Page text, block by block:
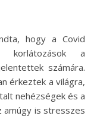
korlátozások a
számára.
érkeztek a világra,
nehézségek és a
amúgy is stresszes